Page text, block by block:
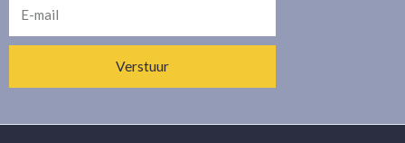
mail
Verstuur